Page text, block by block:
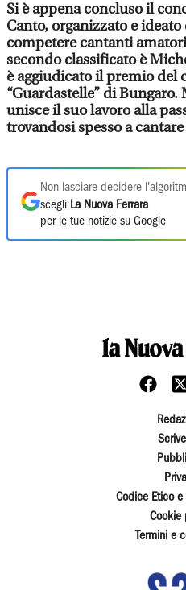
Si è appena concluso il
Canto, organizzato e
competere cantanti
secondo classificato è
è aggiudicato il premio del
“Guardastelle” di
unisce il suo lavoro alla
trovandosi spesso a
Non lasciare decidere
scegli La Nuova Ferrara
per le tue notizie su Google
Codice Etico
Cookie
Termini e